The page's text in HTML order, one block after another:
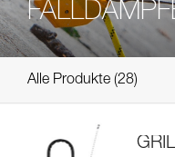
Alle Produkte 28